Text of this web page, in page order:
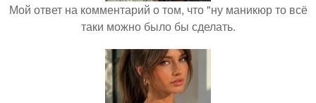
Мой ответ на комментарий о том, что "ну маникюр то всё
таки можно было бы сделать.